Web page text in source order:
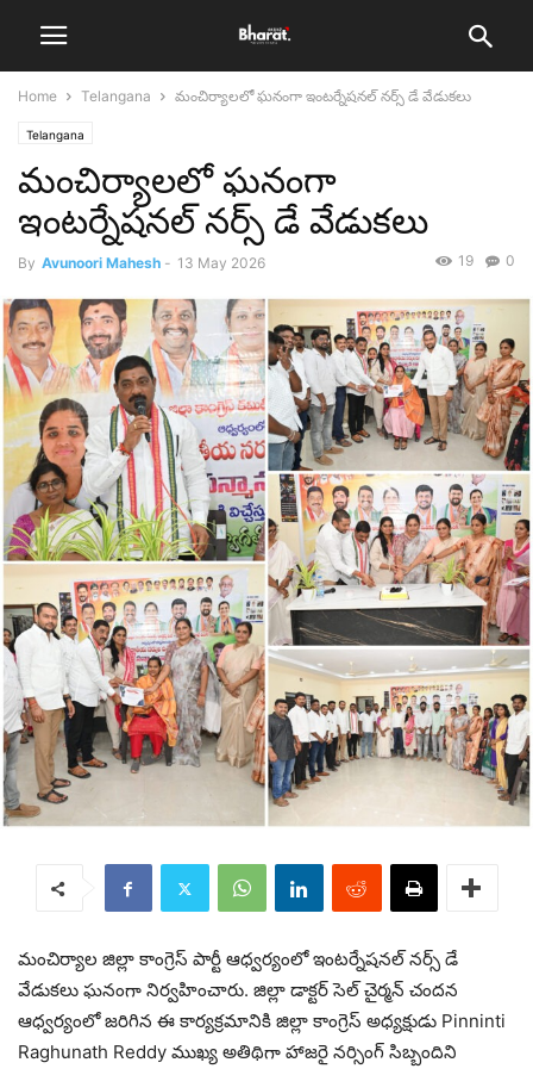
Home Telangana మంచిర్యాలలో ఘనంగా ఇంటర్నేషనల్ నర్స్ డే వేడుకలు
Telangana
మంచిర్యాలలో ఘనంగా
ఇంటర్నేషనల్ నర్స్ డే వేడుకలు
By Avunoori Mahesh - 13 May 2026 0
19
మంచిర్యాల జిల్లా కాంగ్రెస్ పార్టీ ఆధ్వర్యంలో ఇంటర్నేషనల్ నర్స్ డే
వేడుకలు ఘనంగా నిర్వహించారు. జిల్లా డాక్టర్ సెల్ చైర్మన్ చందన
ఆధ్వర్యంలో జరిగిన ఈ కార్యక్రమానికి జిల్లా కాంగ్రెస్ అధ్యక్షుడు Pinninti
Raghunath Reddy ముఖ్య అతిథిగా హాజరై నర్సింగ్ సిబ్బందిని